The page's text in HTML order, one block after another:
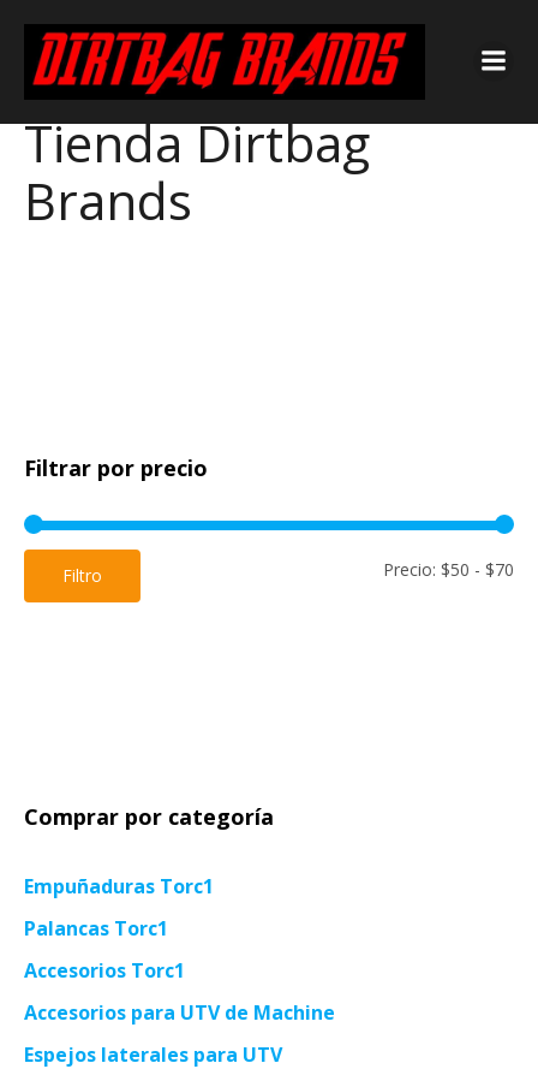
Tienda Dirtbag
Brands
Filtrar por precio
Filtro Precio: $50 - $70
Comprar por categoría
Empuñaduras Torc1
Palancas Torc1
Accesorios Torc1
Accesorios para UTV de Machine
Espejos laterales para UTV